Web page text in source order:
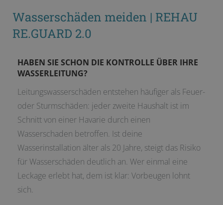
Wasserschäden meiden | REHAU
RE.GUARD 2.0
HABEN SIE SCHON DIE KONTROLLE ÜBER IHRE
WASSERLEITUNG?
Leitungswasserschäden entstehen häufiger als Feuer-
oder Sturmschäden: jeder zweite Haushalt ist im
Schnitt von einer Havarie durch einen
Wasserschaden betroffen. Ist deine
Wasserinstallation älter als 20 Jahre, steigt das Risiko
für Wasserschäden deutlich an. Wer einmal eine
Leckage erlebt hat, dem ist klar: Vorbeugen lohnt
sich.